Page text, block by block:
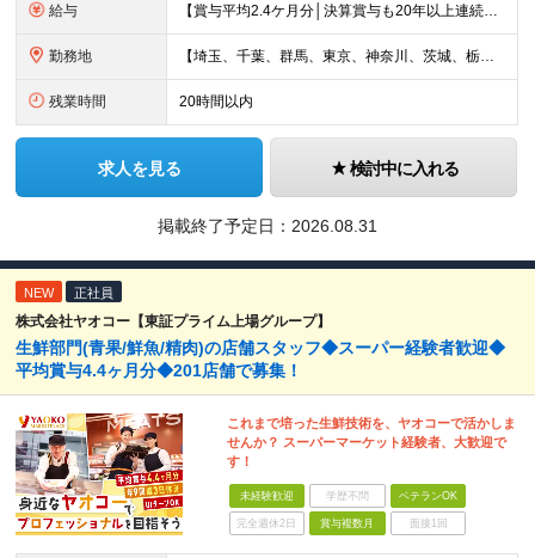
給与 【賞与平均2.4ケ月分│決算賞与も20年以上連続で支給中！】 ＜月収例＞ 月収29万円（地域限定正社員／残業代・各種手当含む） 月収26万円（契約社員／残業代・各種手当含む） ◆月給：月給258,
勤務地 【埼玉、千葉、群馬、東京、神奈川、茨城、栃木の各店舗で積極採用中！U・Iターン歓迎】 【群馬県】 安中/伊勢崎/太田/桐生/高崎/館林/富岡/ 中之条/藤岡/前橋 【茨城県】 古河/取手/竜ヶ崎
残業時間 20時間以内
求人を見る 検討中に入れる
掲載終了予定日： 2026.08.31
NEW 正社員
株式会社ヤオコー【東証プライム上場グループ】
生鮮部門(青果/鮮魚/精肉)の店舗スタッフ◆スーパー経験者歓迎◆
平均賞与4.4ヶ月分◆201店舗で募集！
これまで培った生鮮技術を、ヤオコーで活かしま
せんか？ スーパーマーケット経験者、大歓迎で
す！
未経験歓迎 学歴不問 ベテランOK
完全週休2日 賞与複数月 面接1回